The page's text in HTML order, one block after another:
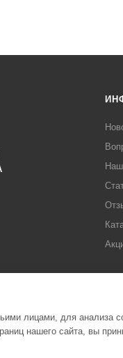
Все права защищены
лицами, для анализа
нашего сайта, вы